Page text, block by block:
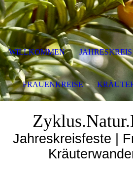
Jahreskreisfeste |
WILLKOMMEN JAHRESKREIS
FRAUENKREISE